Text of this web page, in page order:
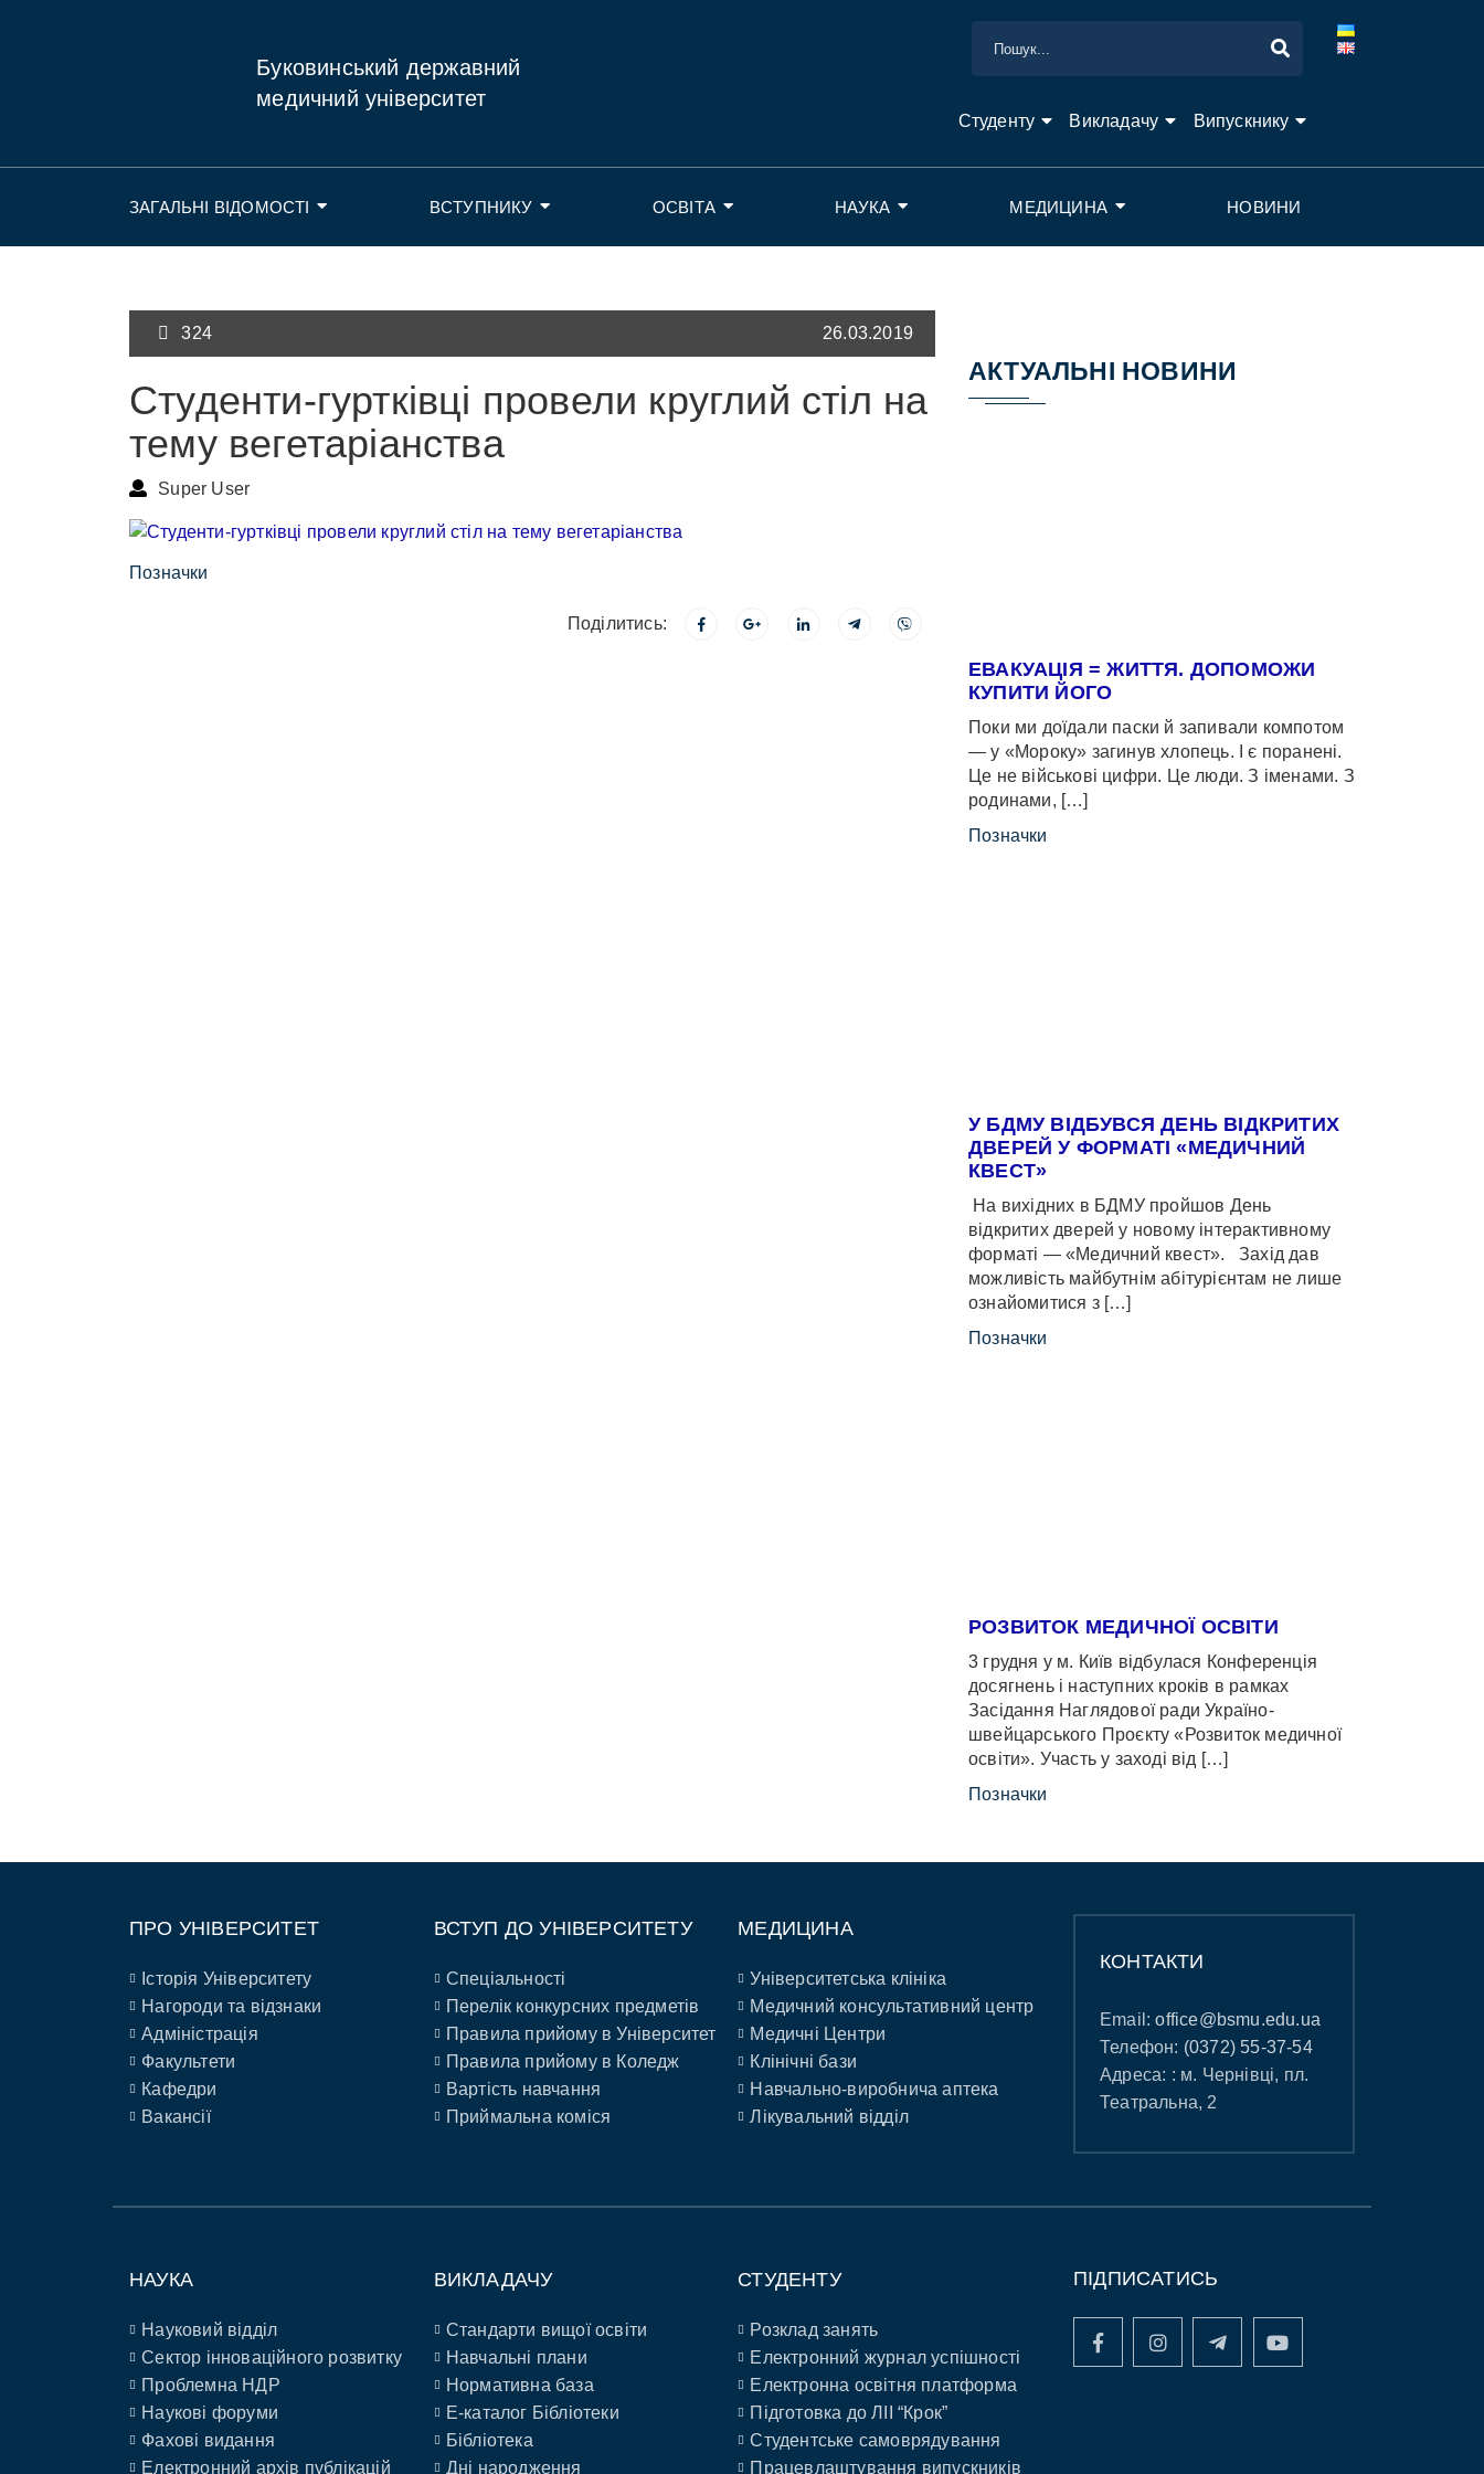
Буковинський державний
медичний університет
Студенту Викладачу Випускнику
ЗАГАЛЬНІ ВІДОМОСТІ ВСТУПНИКУ ОСВІТА НАУКА МЕДИЦИНА НОВИНИ
324 26.03.2019
Студенти-гуртківці провели круглий стіл на
тему вегетаріанства
Super User
Позначки
Поділитись:
АКТУАЛЬНІ НОВИНИ
ЕВАКУАЦІЯ = ЖИТТЯ. ДОПОМОЖИ
КУПИТИ ЙОГО
Поки ми доїдали паски й запивали компотом
— у «Мороку» загинув хлопець. І є поранені.
Це не військові цифри. Це люди. З іменами. З
родинами, […]
Позначки
У БДМУ ВІДБУВСЯ ДЕНЬ ВІДКРИТИХ
ДВЕРЕЙ У ФОРМАТІ «МЕДИЧНИЙ
КВЕСТ»
На вихідних в БДМУ пройшов День
відкритих дверей у новому інтерактивному
форматі — «Медичний квест». Захід дав
можливість майбутнім абітурієнтам не лише
ознайомитися з […]
Позначки
РОЗВИТОК МЕДИЧНОЇ ОСВІТИ
3 грудня у м. Київ відбулася Конференція
досягнень і наступних кроків в рамках
Засідання Наглядової ради Україно-
швейцарського Проєкту «Розвиток медичної
освіти». Участь у заході від […]
Позначки
ПРО УНІВЕРСИТЕТ
Історія Університету
Нагороди та відзнаки
Адміністрація
Факультети
Кафедри
Вакансії
ВСТУП ДО УНІВЕРСИТЕТУ
Спеціальності
Перелік конкурсних предметів
Правила прийому в Університет
Правила прийому в Коледж
Вартість навчання
Приймальна коміся
МЕДИЦИНА
Університетська клініка
Медичний консультативний центр
Медичні Центри
Клінічні бази
Навчально-виробнича аптека
Лікувальний відділ
КОНТАКТИ
Email:office@bsmu.edu.ua
Телефон: (0372) 55-37-54
Адреса: : м. Чернівці, пл.
Театральна, 2
НАУКА
Науковий відділ
Сектор інноваційного розвитку
Проблемна НДР
Наукові форуми
Фахові видання
Електронний архів публікацій
ВИКЛАДАЧУ
Стандарти вищої освіти
Навчальні плани
Нормативна база
E-каталог Бібліотеки
Бібліотека
Дні народження
СТУДЕНТУ
Розклад занять
Електронний журнал успішності
Електронна освітня платформа
Підготовка до ЛІІ “Крок”
Студентське самоврядування
Працевлаштування випускників
ПІДПИСАТИСЬ